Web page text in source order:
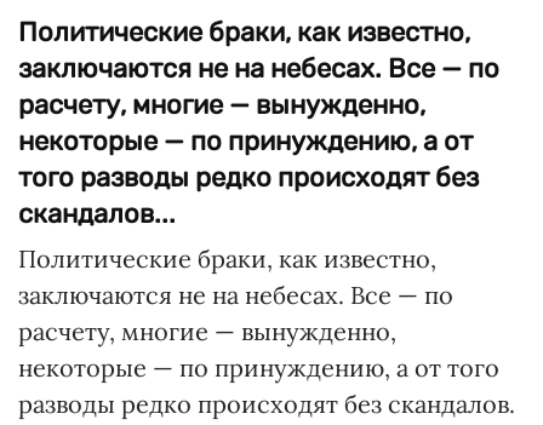
Политические браки, как известно,
заключаются не на небесах. Все — по
расчету, многие — вынужденно,
некоторые — по принуждению, а от
того разводы редко происходят без
скандалов...
Политические браки, как известно,
заключаются не на небесах. Все — по
расчету, многие — вынужденно,
некоторые — по принуждению, а от того
разводы редко происходят без скандалов.